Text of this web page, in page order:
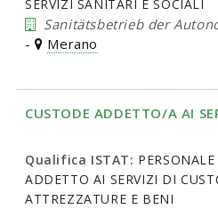
SERVIZI SANITARI E SOCIALI
Sanitätsbetrieb der
-
Merano
CUSTODE ADDETTO/A AI
Qualifica ISTAT:
ADDETTO AI SERVIZI DI
ATTREZZATURE E BENI